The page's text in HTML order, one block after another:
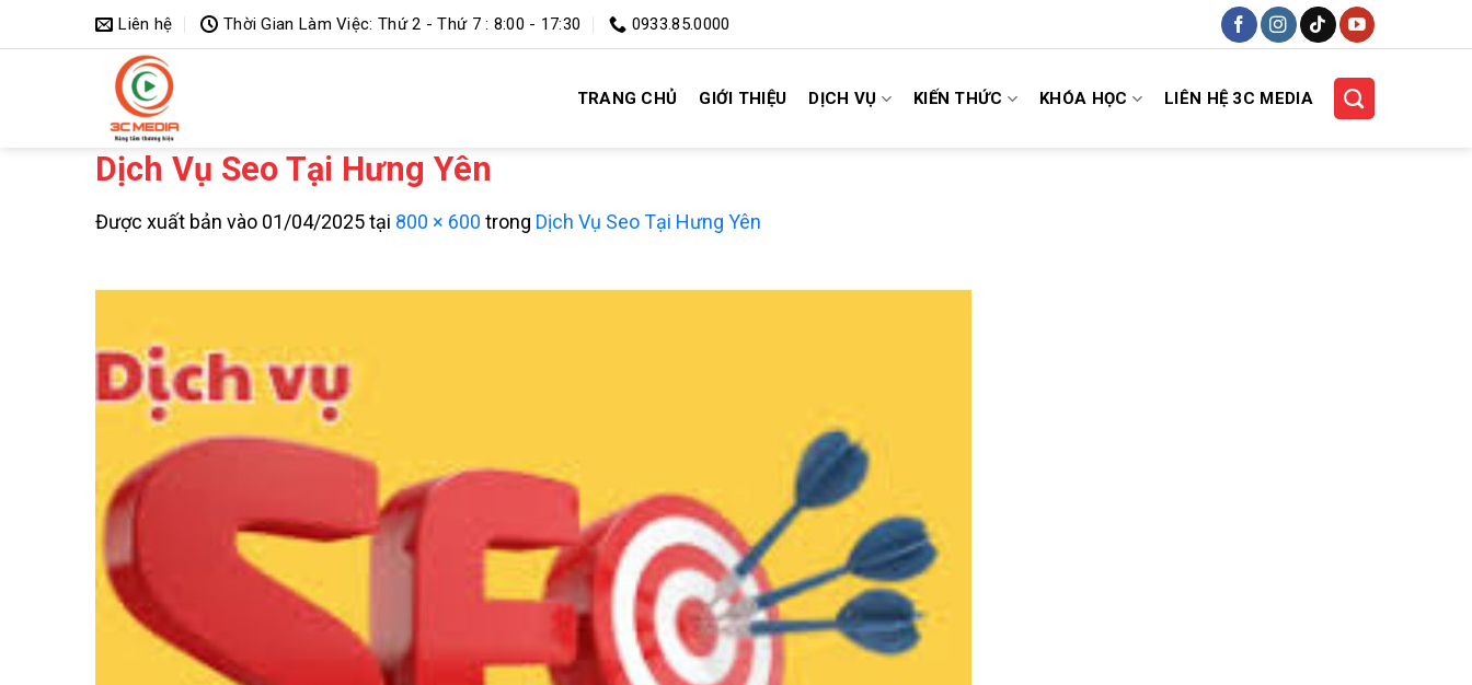
qua
Liên hệ Thời Gian Làm Việc: Thứ 2 - Thứ 7 : 8:00 - 17:30 0933.85.0000
TRANG CHỦ GIỚI THIỆU DỊCH VỤ KIẾN THỨC KHÓA HỌC LIÊN HỆ 3C MEDIA
Dịch Vụ Seo Tại Hưng Yên
Được xuất bản vào 01/04/2025tại 800 × 600 trong Dịch Vụ Seo Tại Hưng Yên